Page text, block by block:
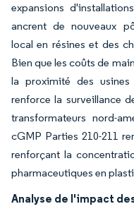
expansions
ancrent de nouveaux
local en résines et des
Bien que les coûts de
la proximité des
renforce la surveillance
transformateurs nord-
cGMP Parties 210-211
renforçant la
pharmaceutiques en
Analyse de l'impact